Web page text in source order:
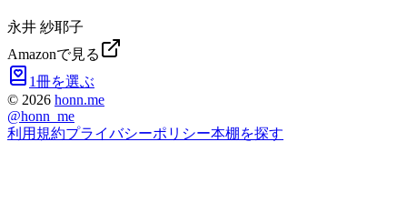
永井 紗耶子
Amazonで見る
1冊を選ぶ
© 2026 honn.me
@honn_me
利用規約プライバシーポリシー本棚を探す